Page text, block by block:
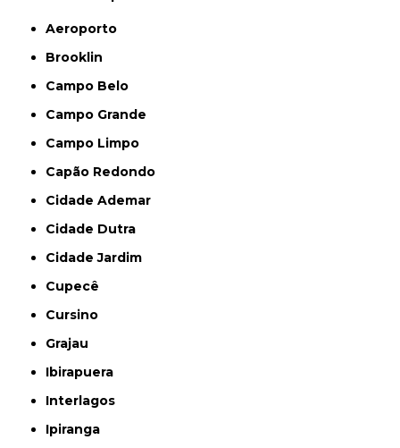
Aeroporto
Brooklin
Campo Belo
Campo Grande
Campo Limpo
Capão Redondo
Cidade Ademar
Cidade Dutra
Cidade Jardim
Cupecê
Cursino
Grajau
Ibirapuera
Interlagos
Ipiranga